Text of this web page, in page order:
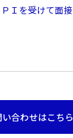
Ｉを受けて面接
合わせはこちら